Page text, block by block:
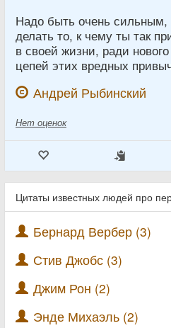
Надо быть очень сильным,
делать то, к чему ты так
в своей жизни, ради
цепей этих вредных
Андрей Рыбинский
Нет оценок
Цитаты известных людей про
Бернард Вербер (3)
Стив Джобс (3)
Джим Рон (2)
Энде Михаэль (2)